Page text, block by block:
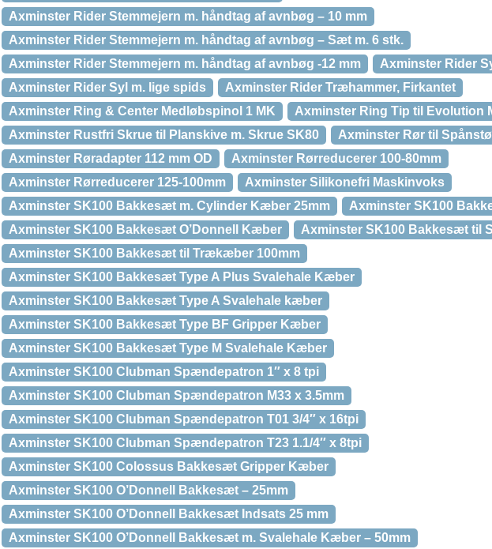
Axminster Rider Stemmejern m. håndtag af avnbøg – 10 mm
Axminster Rider Stemmejern m. håndtag af avnbøg – Sæt m. 6 stk.
Axminster Rider Stemmejern m. håndtag af avnbøg -12 mm
Axminster Rider
Axminster Rider Syl m. lige spids
Axminster Rider Træhammer, Firkantet
Axminster Ring & Center Medløbspinol 1 MK
Axminster Ring Tip til Evolution
Axminster Rustfri Skrue til Planskive m. Skrue SK80
Axminster Rør til
Axminster Røradapter 112 mm OD
Axminster Rørreducerer 100-80mm
Axminster Rørreducerer 125-100mm
Axminster Silikonefri Maskinvoks
Axminster SK100 Bakkesæt m. Cylinder Kæber 25mm
Axminster SK100
Axminster SK100 Bakkesæt O’Donnell Kæber
Axminster SK100 Bakkesæt til
Axminster SK100 Bakkesæt til Trækæber 100mm
Axminster SK100 Bakkesæt Type A Plus Svalehale Kæber
Axminster SK100 Bakkesæt Type A Svalehale kæber
Axminster SK100 Bakkesæt Type BF Gripper Kæber
Axminster SK100 Bakkesæt Type M Svalehale Kæber
Axminster SK100 Clubman Spændepatron 1″ x 8 tpi
Axminster SK100 Clubman Spændepatron M33 x 3.5mm
Axminster SK100 Clubman Spændepatron T01 3/4″ x 16tpi
Axminster SK100 Clubman Spændepatron T23 1.1/4″ x 8tpi
Axminster SK100 Colossus Bakkesæt Gripper Kæber
Axminster SK100 O’Donnell Bakkesæt – 25mm
Axminster SK100 O’Donnell Bakkesæt Indsats 25 mm
Axminster SK100 O’Donnell Bakkesæt m. Svalehale Kæber – 50mm